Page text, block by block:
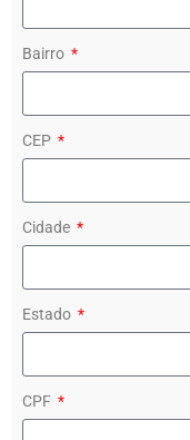
Bairro
CEP
Cidade
Estado
CPF